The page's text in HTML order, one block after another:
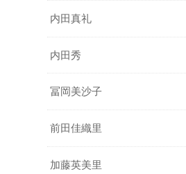
内田真礼
内田秀
冨岡美沙子
前田佳織里
加藤英美里